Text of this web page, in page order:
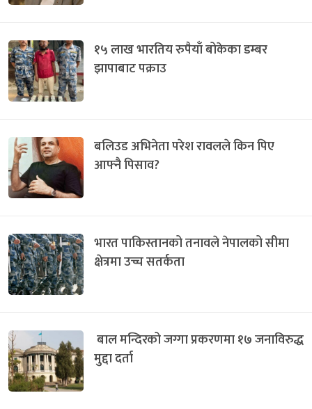
१५ लाख भारतिय रुपैयाँ बोकेका डम्बर
झापाबाट पक्राउ
बलिउड अभिनेता परेश रावलले किन पिए
आफ्नै पिसाव?
भारत पाकिस्तानको तनावले नेपालको सीमा
क्षेत्रमा उच्च सतर्कता
बाल मन्दिरको जग्गा प्रकरणमा १७ जनाविरुद्ध
मुद्दा दर्ता